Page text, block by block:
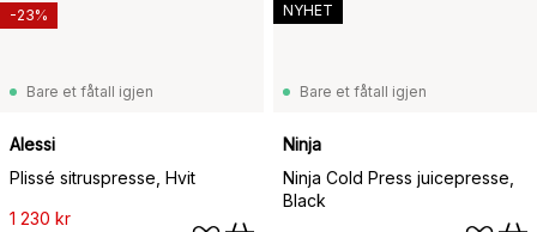
Bare et fåtall igjen
Alessi
Plissé sitruspresse, Hvit
1 230 kr
-23%
Bare et fåtall igjen
Ninja
Ninja Cold Press juicepresse,
Black
NYHET